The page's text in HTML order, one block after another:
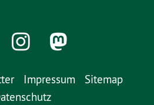
Impressum
Sitemap